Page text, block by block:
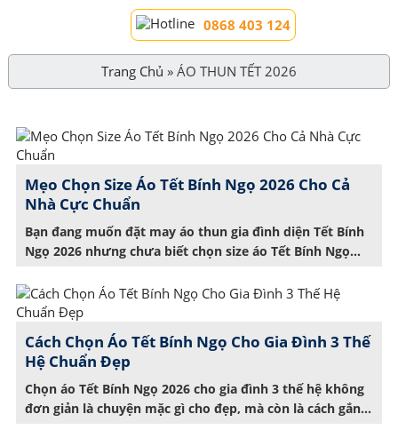
0868 403 124
Trang Chủ » ÁO THUN TẾT 2026
Mẹo Chọn Size Áo Tết Bính Ngọ 2026 Cho Cả
Nhà Cực Chuẩn
Bạn đang muốn đặt may áo thun gia đình diện Tết Bính
Ngọ 2026 nhưng chưa biết chọn size áo Tết Bính Ngọ
có thể bị chật hoặc rộng quá khiến mất form và mất
luôn sự thoải mái. Đừng lo! Trong […]
Cách Chọn Áo Tết Bính Ngọ Cho Gia Đình 3 Thế
Hệ Chuẩn Đẹp
Chọn áo Tết Bính Ngọ 2026 cho gia đình 3 thế hệ không
đơn giản là chuyện mặc gì cho đẹp, mà còn là cách gắn